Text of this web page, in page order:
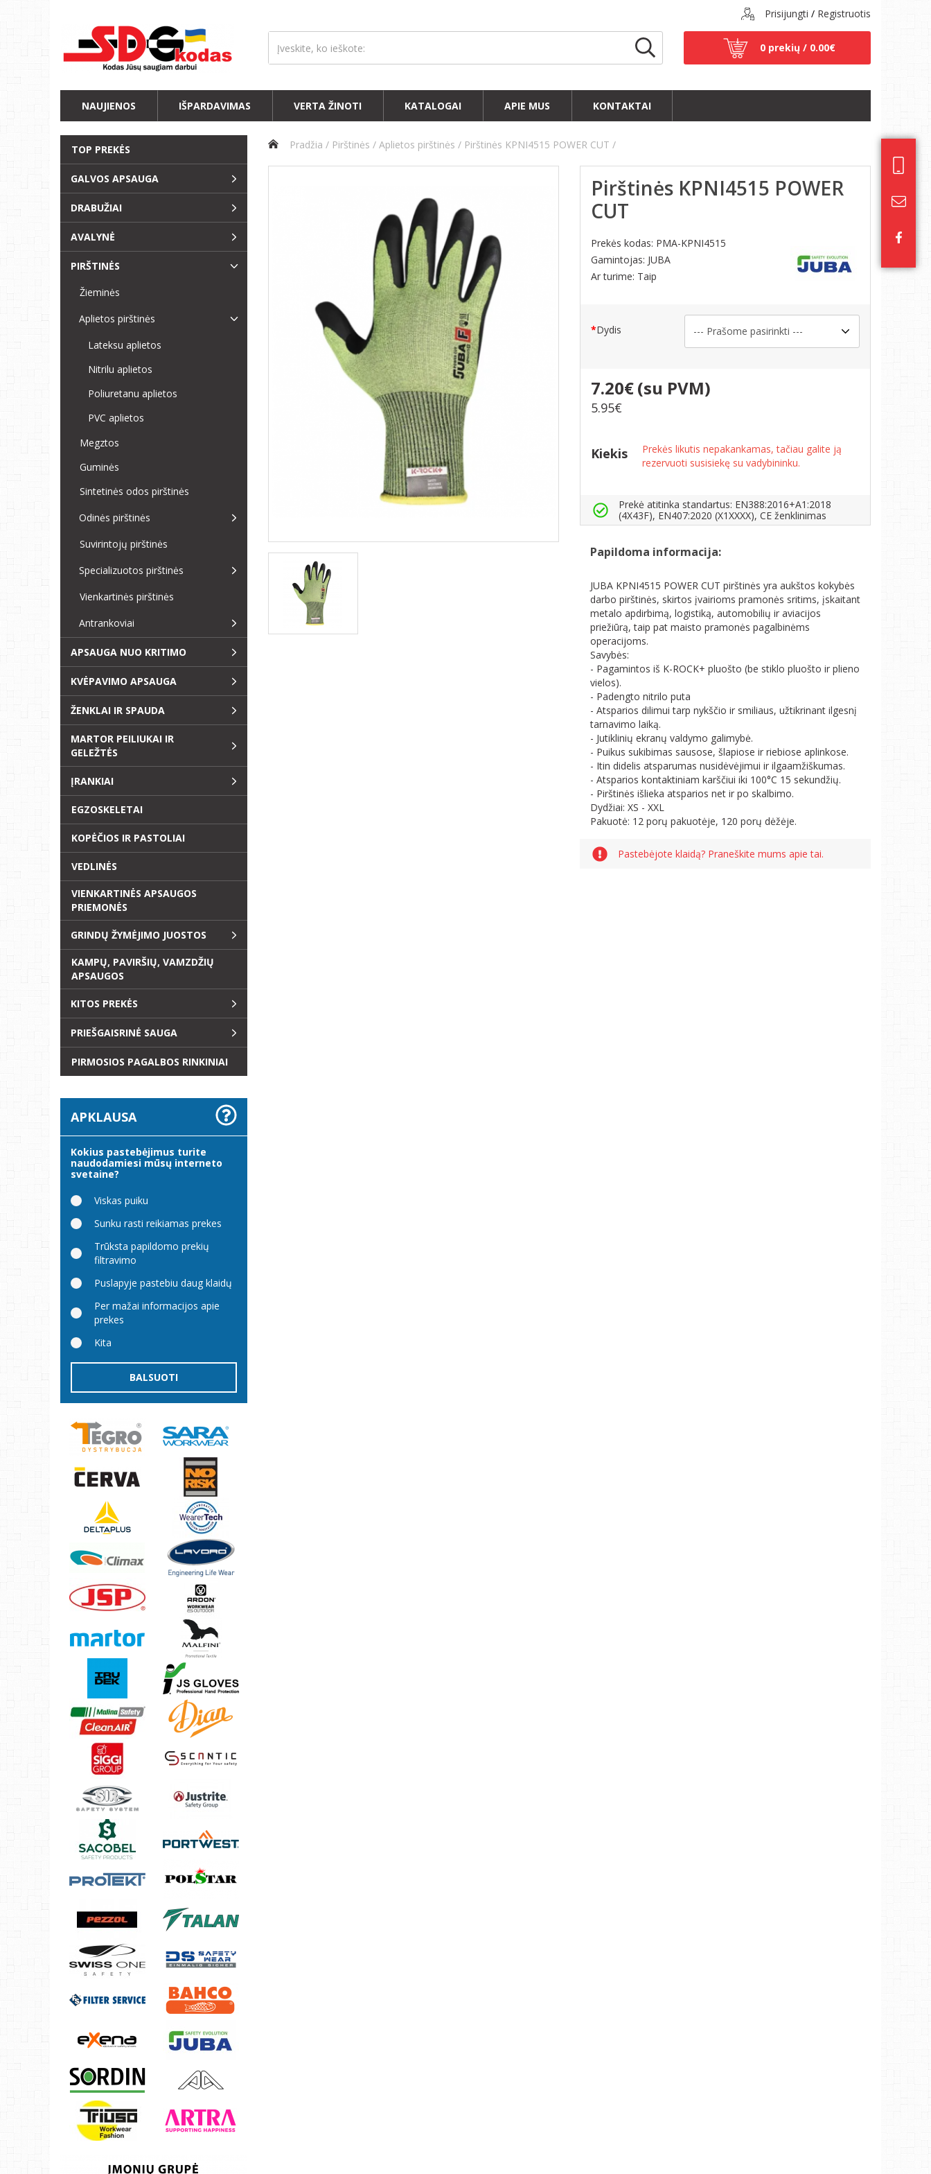
Prisijungti / Registruotis
0 prekių / 0.00€
NAUJIENOS IŠPARDAVIMAS VERTA ŽINOTI KATALOGAI APIE MUS KONTAKTAI
TOP PREKĖS
GALVOS APSAUGA
DRABUŽIAI
AVALYNĖ
PIRŠTINĖS
Žieminės
Aplietos pirštinės
Lateksu aplietos
Nitrilu aplietos
Poliuretanu aplietos
PVC aplietos
Megztos
Guminės
Sintetinės odos pirštinės
Odinės pirštinės
Suvirintojų pirštinės
Specializuotos pirštinės
Vienkartinės pirštinės
Antrankoviai
APSAUGA NUO KRITIMO
KVĖPAVIMO APSAUGA
ŽENKLAI IR SPAUDA
MARTOR PEILIUKAI IR
GELEŽTĖS
ĮRANKIAI
EGZOSKELETAI
KOPĖČIOS IR PASTOLIAI
VEDLINĖS
VIENKARTINĖS APSAUGOS
PRIEMONĖS
GRINDŲ ŽYMĖJIMO JUOSTOS
KAMPŲ, PAVIRŠIŲ, VAMZDŽIŲ
APSAUGOS
KITOS PREKĖS
PRIEŠGAISRINĖ SAUGA
PIRMOSIOS PAGALBOS RINKINIAI
APKLAUSA
Kokius pastebėjimus turite
naudodamiesi mūsų interneto
svetaine?
Viskas puiku
Sunku rasti reikiamas prekes
Trūksta papildomo prekių
filtravimo
Puslapyje pastebiu daug klaidų
Per mažai informacijos apie
prekes
Kita
BALSUOTI
Pradžia Pirštinės Aplietos pirštinės Pirštinės KPNI4515 POWER CUT
Pirštinės KPNI4515 POWER
CUT
Prekės kodas: PMA-KPNI4515
Gamintojas: JUBA
Ar turime: Taip
Dydis
7.20€(su PVM)
5.95€
Kiekis
Prekės likutis nepakankamas, tačiau galite ją
rezervuoti susisiekę su vadybininku.
Prekė atitinka standartus: EN388:2016+A1:2018
(4X43F), EN407:2020 (X1XXXX), CE ženklinimas
Papildoma informacija:
JUBA KPNI4515 POWER CUT pirštinės yra aukštos kokybės
darbo pirštinės, skirtos įvairioms pramonės sritims, įskaitant
metalo apdirbimą, logistiką, automobilių ir aviacijos
priežiūrą, taip pat maisto pramonės pagalbinėms
operacijoms.
Savybės:
- Pagamintos iš K-ROCK+ pluošto (be stiklo pluošto ir plieno
vielos).
- Padengto nitrilo puta
- Atsparios dilimui tarp nykščio ir smiliaus, užtikrinant ilgesnį
tarnavimo laiką.
- Jutiklinių ekranų valdymo galimybė.
- Puikus sukibimas sausose, šlapiose ir riebiose aplinkose.
- Itin didelis atsparumas nusidėvėjimui ir ilgaamžiškumas.
- Atsparios kontaktiniam karščiui iki 100°C 15 sekundžių.
- Pirštinės išlieka atsparios net ir po skalbimo.
Dydžiai: XS - XXL
Pakuotė: 12 porų pakuotėje, 120 porų dėžėje.
Pastebėjote klaidą? Praneškite mums apie tai.